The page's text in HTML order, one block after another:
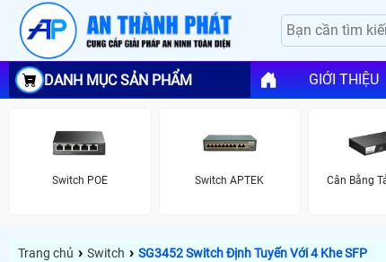
DANH MỤC SẢN PHẨM GIỚI THIỆU
Switch POE Switch APTEK Cân Bằng
Trang chủ › Switch › SG3452 Switch Định Tuyến Với 4 Khe SFP